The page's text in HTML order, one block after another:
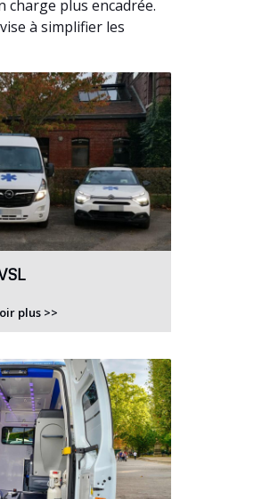
plus encadrée.
à simplifier les
plus >>